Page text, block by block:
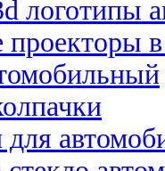
логотипы